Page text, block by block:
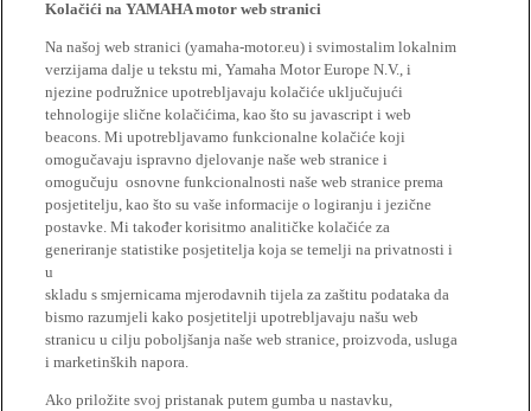
Kolačići na YAMAHA motor web stranici
Na našoj web stranici (yamaha-motor.eu) i svimostalim lokalnim
verzijama dalje u tekstu mi, Yamaha Motor Europe N.V., i
njezine podružnice upotrebljavaju kolačiće uključujući
tehnologije slične kolačićima, kao što su javascript i web
beacons. Mi upotrebljavamo funkcionalne kolačiće koji
omogučavaju ispravno djelovanje naše web stranice i
omogučuju osnovne funkcionalnosti naše web stranice prema
posjetitelju, kao što su vaše informacije o logiranju i jezične
postavke. Mi također korisitmo analitičke kolačiće za
generiranje statistike posjetitelja koja se temelji na privatnosti i
u
skladu s smjernicama mjerodavnih tijela za zaštitu podataka da
bismo razumjeli kako posjetitelji upotrebljavaju našu web
stranicu u cilju poboljšanja naše web stranice, proizvoda, usluga
i marketinških napora.
Ako priložite svoj pristanak putem gumba u nastavku,